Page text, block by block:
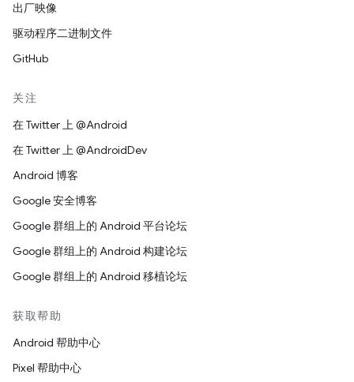
出厂映像
驱动程序二进制文件
GitHub
关注
在 Twitter 上 @Android
在 Twitter 上 @AndroidDev
Android 博客
Google 安全博客
Google 群组上的 Android 平台论坛
Google 群组上的 Android 构建论坛
Google 群组上的 Android 移植论坛
获取帮助
Android 帮助中心
Pixel 帮助中心